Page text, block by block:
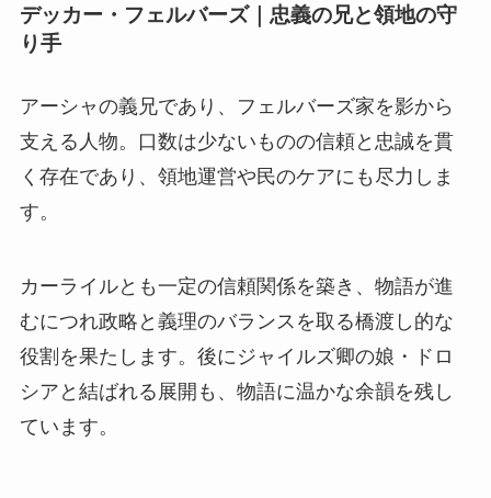
デッカー・フェルバーズ｜忠義の兄と領地の守
り手
アーシャの義兄であり、フェルバーズ家を影から
支える人物。口数は少ないものの信頼と忠誠を貫
く存在であり、領地運営や民のケアにも尽力しま
す。
カーライルとも一定の信頼関係を築き、物語が進
むにつれ政略と義理のバランスを取る橋渡し的な
役割を果たします。後にジャイルズ卿の娘・ドロ
シアと結ばれる展開も、物語に温かな余韻を残し
ています。